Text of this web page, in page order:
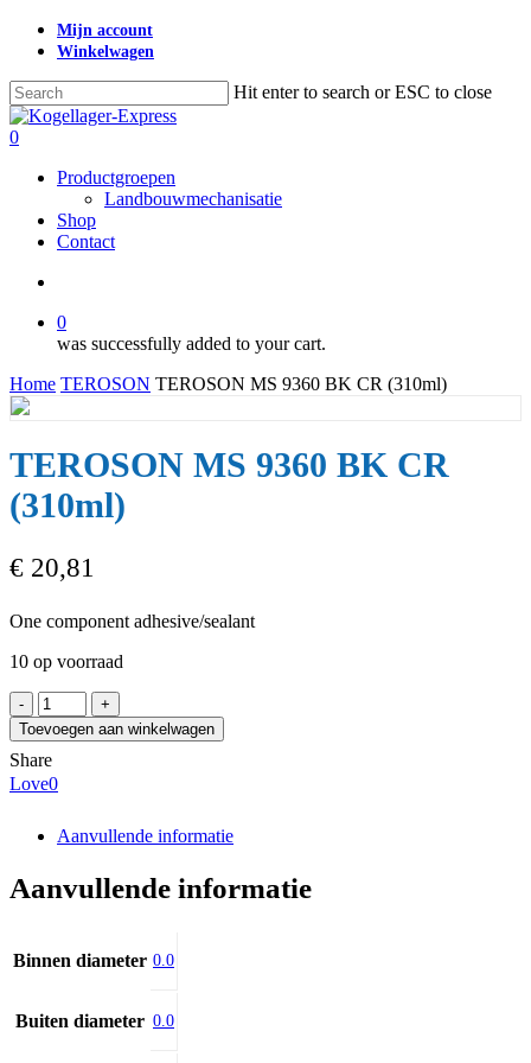
Skip
content
Mijn account
Winkelwagen
Hit enter to search or ESC to close
Close
Search
search
0
Productgroepen
Landbouwmechanisatie
Shop
Contact
0
was successfully added to your cart.
Home TEROSON TEROSON MS 9360 BK CR (310ml)
TEROSON MS 9360 BK CR
(310ml)
€ 20,81
One component adhesive/sealant
10 op voorraad
TEROSON
MS
9360
BK
CR
aantal
Toevoegen aan winkelwagen
Share
Love0
Aanvullende informatie
Aanvullende informatie
Binnen diameter 0.0
Buiten diameter 0.0